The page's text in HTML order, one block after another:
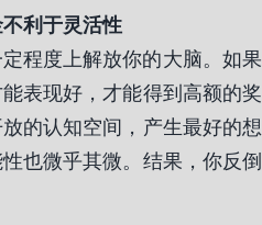
利于灵活性
程度上解放你的大脑。如果
表现好，才能得到高额的奖
的认知空间，产生最好的想
也微乎其微。结果，你反倒